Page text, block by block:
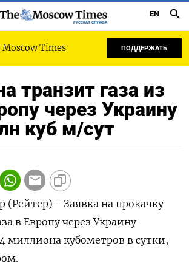
РУССКАЯ СЛУЖБА
EN
Times ПОДДЕРЖАТЬ
транзит газа из
через Украину
куб м/сут
(Рейтер) - Заявка на прокачку
в Европу через Украину
миллиона кубометров в сутки,